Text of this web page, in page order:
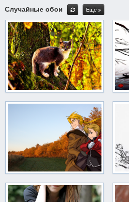
Случайные обои Ещё